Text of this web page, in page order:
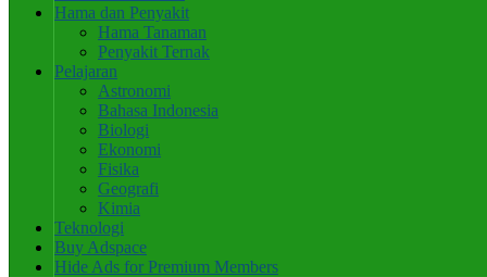
Hama dan Penyakit
Hama Tanaman
Penyakit Ternak
Pelajaran
Astronomi
Bahasa Indonesia
Biologi
Ekonomi
Fisika
Geografi
Kimia
Teknologi
Buy Adspace
Hide Ads for Premium Members